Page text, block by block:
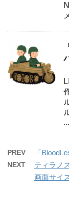
...
PREV 「
NEXT
ティラノ
画面サイ